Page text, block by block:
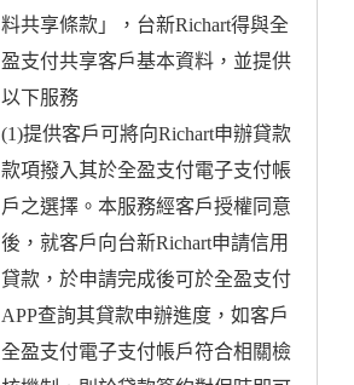
料共享條款」，台新Richart得與全
盈支付共享客戶基本資料，並提供
以下服務
(1)提供客戶可將向Richart申辦貸款
款項撥入其於全盈支付電子支付帳
戶之選擇。本服務經客戶授權同意
後，就客戶向台新Richart申請信用
貸款，於申請完成後可於全盈支付
APP查詢其貸款申辦進度，如客戶
全盈支付電子支付帳戶符合相關檢